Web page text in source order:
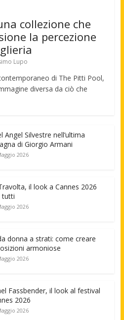
collezione che
la percezione
Lupo
di The Pitti Pool,
diversa da ciò che
Angel Silvestre nell’ultima
di Giorgio Armani
2026
il look a Cannes 2026
tutti
2026
donna a strati: come creare
armoniose
2026
Fassbender, il look al festival
2026
2026